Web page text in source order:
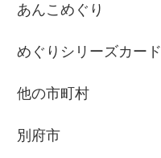
あんこめぐり
めぐりシリーズカード
他の市町村
別府市